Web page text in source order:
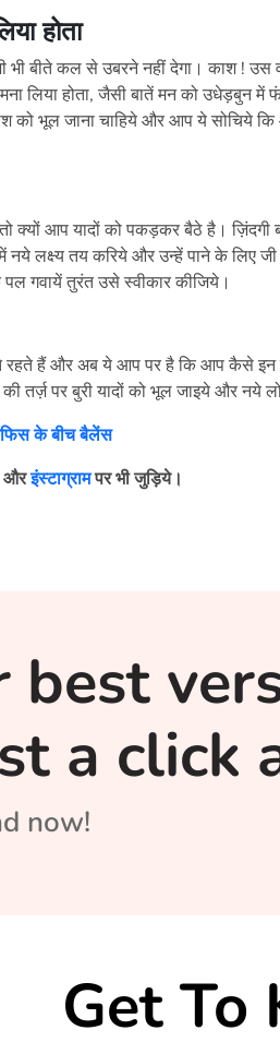
होता
भी बीते कल से उबरने नहीं देगा। काश ! उस
लिया होता, जैसी बातें मन को उधेड़बुन
को भूल जाना चाहिये और आप ये सोचिये
क्यों आप यादों को पकड़कर बैठे है। ज़िंदगी
नये लक्ष्य तय करिये और उन्हें पाने के लिए
पल गवायें तुरंत उसे स्वीकार कीजिये।
रहते हैं और अब ये आप पर है कि आप कैसे इन
की तर्ज़ पर बुरी यादों को भूल जाइये और नये
के बीच बैलेंस
औरइंस्टाग्रामपर भी जुड़िये।
best
a click
now!
Get To